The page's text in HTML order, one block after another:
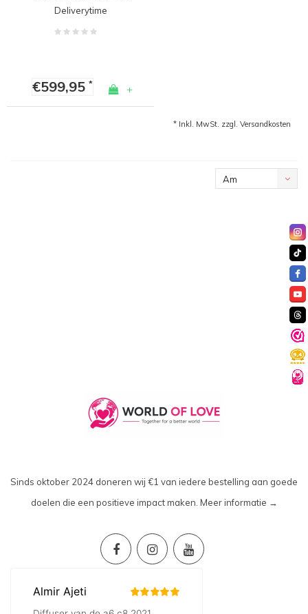
Deliverytime
€599,95* +
* Inkl. MwSt. zzgl. Versandkosten
Am
Sinds oktober 2024 doneren wij €1 van iedere bestelling aan goede
doelen die een positieve impact maken. Meer informatie →